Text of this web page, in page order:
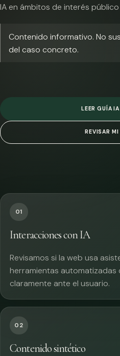
IA en ámbitos de interés
Contenido informativo. No
del caso concreto.
LEER GUÍA
REVISAR MI
01
Interacciones con IA
Revisamos si la web usa
herramientas
claramente ante el usuario.
02
Contenido sintético